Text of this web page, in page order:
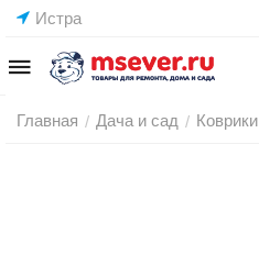
Истра
Главная / Дача и сад / Коврики